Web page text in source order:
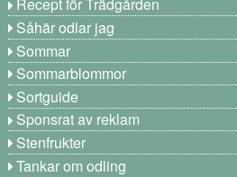
Recept för Trädgården
Såhär odlar jag
Sommar
Sommarblommor
Sortguide
Sponsrat av reklam
Stenfrukter
Tankar om odling